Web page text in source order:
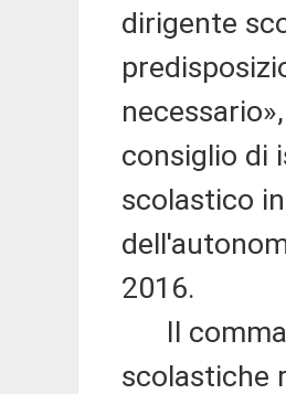
dirigente
consiglio di
scolastico
2016.
Il comma
scolastiche